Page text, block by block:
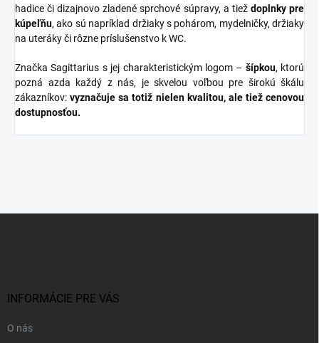
hadice či dizajnovo zladené sprchové súpravy, a tiež doplnky pre
kúpeľňu, ako sú napríklad držiaky s pohárom, mydelničky, držiaky
na uteráky či rôzne príslušenstvo k WC.
Značka Sagittarius s jej charakteristickým logom – šípkou, ktorú
pozná azda každý z nás, je skvelou voľbou pre širokú škálu
zákazníkov:vyznačuje sa totiž nielen kvalitou, ale tiež cenovou
dostupnosťou.
INFORMÁCIE PRE VÁS
O nás